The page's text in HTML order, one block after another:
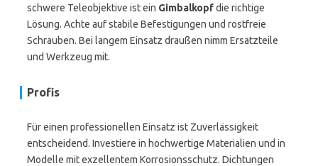
schwere Teleobjektive ist ein Gimbalkopfdie richtige
Lösung. Achte auf stabile Befestigungen und rostfreie
Schrauben. Bei langem Einsatz draußen nimm Ersatzteile
und Werkzeug mit.
Profis
Für einen professionellen Einsatz ist Zuverlässigkeit
entscheidend. Investiere in hochwertige Materialien und in
Modelle mit exzellentem Korrosionsschutz. Dichtungen